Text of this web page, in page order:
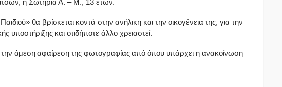
η Σωτηρία Α. – Μ., 13 ετών.
θα βρίσκεται κοντά στην ανήλικη και την οικογένεια της, για την
υποστήριξης και οτιδήποτε άλλο χρειαστεί.
την άμεση αφαίρεση της φωτογραφίας από όπου υπάρχει η ανακοίνωση